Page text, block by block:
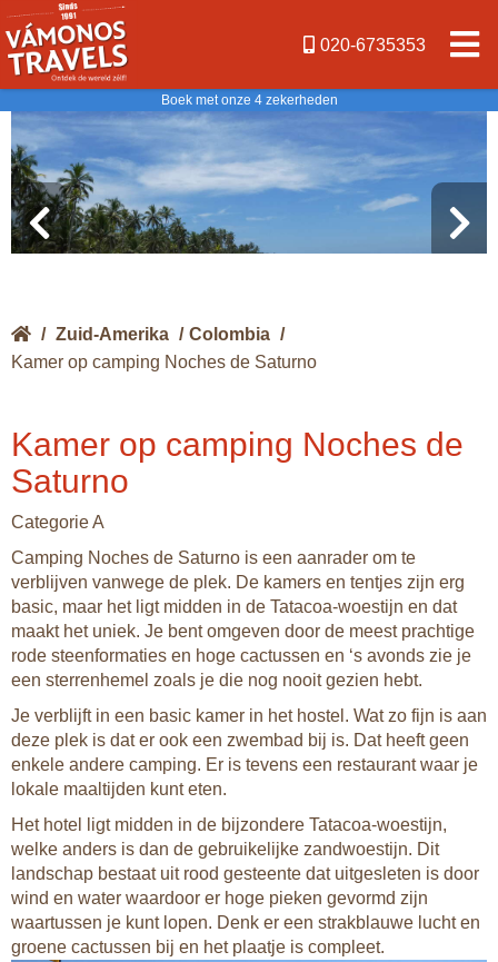
020-6735353
Boek met onze 4 zekerheden
/ Zuid-Amerika / Colombia /
Kamer op camping Noches de Saturno
Kamer op camping Noches de
Saturno
Categorie A
Camping Noches de Saturno is een aanrader om te
verblijven vanwege de plek. De kamers en tentjes zijn erg
basic, maar het ligt midden in de Tatacoa-woestijn en dat
maakt het uniek. Je bent omgeven door de meest prachtige
rode steenformaties en hoge cactussen en ‘s avonds zie je
een sterrenhemel zoals je die nog nooit gezien hebt.
Je verblijft in een basic kamer in het hostel. Wat zo fijn is aan
deze plek is dat er ook een zwembad bij is. Dat heeft geen
enkele andere camping. Er is tevens een restaurant waar je
lokale maaltijden kunt eten.
Het hotel ligt midden in de bijzondere Tatacoa-woestijn,
welke anders is dan de gebruikelijke zandwoestijn. Dit
landschap bestaat uit rood gesteente dat uitgesleten is door
wind en water waardoor er hoge pieken gevormd zijn
waartussen je kunt lopen. Denk er een strakblauwe lucht en
groene cactussen bij en het plaatje is compleet.